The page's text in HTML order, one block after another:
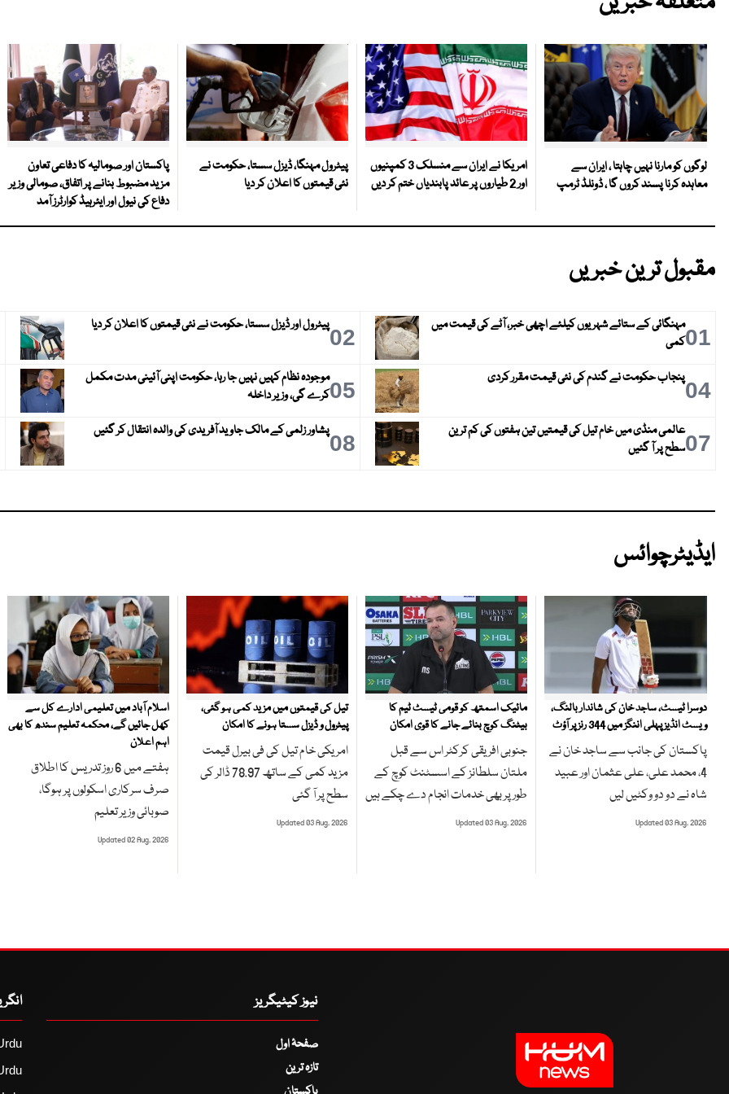
لوگوں کو مارنا نہیں چاہتا ، ایران سے
معاہدہ کرنا پسند کروں گا ، ڈونلڈ ٹرمپ
امریکا نے ایران سے منسلک 3 کمپنیوں
اور 2 طیاروں پر عائد پابندیاں ختم کر دیں
پیٹرول مہنگا، ڈیزل سستا، حکومت نے
نئی قیمتوں کا اعلان کر دیا
پاکستان اور صومالیہ کا دفاعی تعاون
مزید مضبوط بنانے پر اتفاق، صومالی وزیر
دفاع کی نیول اور ایئرہیڈ کوارٹرز آمد
مقبول ترین خبریں
01مہنگائی کے ستائے شہریوں کیلئے اچھی خبر، آٹے کی قیمت میں
کمی
02پیٹرول اور ڈیزل سستا، حکومت نے نئی قیمتوں کا اعلان کر دیا
04پنجاب حکومت نے گندم کی نئی قیمت مقرر کردی 05موجودہ نظام کہیں نہیں جا رہا، حکومت اپنی آئینی مدت مکمل
کرے گی، وزیر داخلہ
07عالمی منڈی میں خام تیل کی قیمتیں تین ہفتوں کی کم ترین
سطح پر آ گئیں
08پشاور زلمی کے مالک جاوید آفریدی کی والدہ انتقال کر گئیں
ایڈیٹرچوائس
دوسرا ٹیسٹ، ساجد خان کی شاندار بالنگ،
ویسٹ انڈیز پہلی اننگز میں 344 رنز پر آؤٹ
پاکستان کی جانب سے ساجد خان نے
4، محمد علی، علی عثمان اور عبید
شاہ نے دو دو وکٹیں لیں
Updated 03 Aug, 2026
مائیک اسمتھ کو قومی ٹیسٹ ٹیم کا
بیٹنگ کوچ بنائے جانے کا قوی امکان
جنوبی افریقی کرکٹر اس سے قبل
ملتان سلطانز کے اسسٹنٹ کوچ کے
طور پر بھی خدمات انجام دے چکے ہیں
Updated 03 Aug, 2026
تیل کی قیمتوں میں مزید کمی ہو گئی،
پیٹرول و ڈیزل سستا ہونے کا امکان
امریکی خام تیل کی فی بیرل قیمت
مزید کمی کے ساتھ 78.97 ڈالر کی
سطح پر آ گئی
Updated 03 Aug, 2026
اسلام آباد میں تعلیمی ادارے کل سے
کھل جائیں گے، محکمہ تعلیم سندھ کا بھی
اہم اعلان
ہفتے میں 6 روز تدریس کا اطلاق
صرف سرکاری اسکولوں پر ہوگا،
صوبائی وزیر تعلیم
Updated 02 Aug, 2026
نیوز کیٹیگریز
صفحۂ اول
تازہ ترین